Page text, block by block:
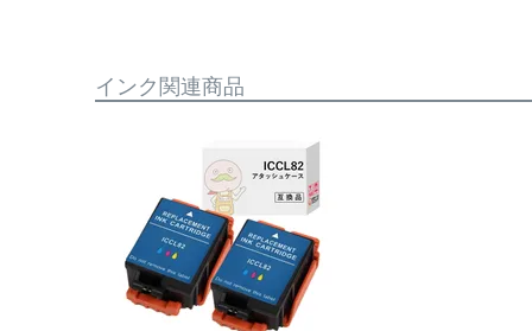
・返品理由が「不要になったから」「注文を間
・修理に出される前に、必ず当店へご連絡をいた
・当店の商品が原因でプリンターが故障したこ
・プリンターの廃インクエラーや廃トナーエラ
・メーカーの出張修理を依頼されてないこと。
インク関連商品